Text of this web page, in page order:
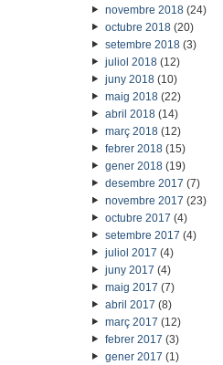
novembre 2018(24)
octubre 2018(20)
setembre 2018(3)
juliol 2018(12)
juny 2018(10)
maig 2018(22)
abril 2018(14)
març 2018(12)
febrer 2018(15)
gener 2018(19)
desembre 2017 (7)
novembre 2017 (23)
octubre 2017 (4)
setembre 2017 (4)
juliol 2017 (4)
juny 2017 (4)
maig 2017 (7)
abril 2017 (8)
març 2017 (12)
febrer 2017 (3)
gener 2017 (1)